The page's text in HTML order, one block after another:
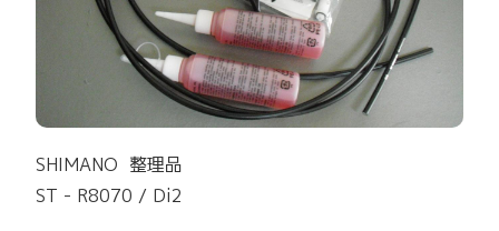
SHIMANO 整理品
ST - R8070 / Di2